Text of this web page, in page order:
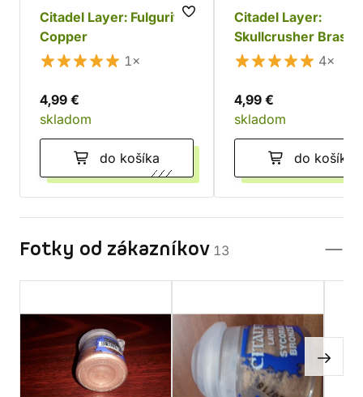
Citadel Layer: Fulgurite
Copper
1×
4,99 €
skladom
do košíka
Citadel Layer:
Skullcrusher Brass
4×
4,99 €
skladom
do košíka
Fotky od zákazníkov 13